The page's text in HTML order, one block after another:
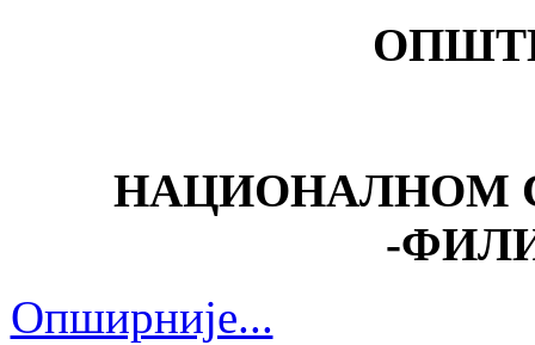
НАЦИОНАЛНОМ
-
Опширније...